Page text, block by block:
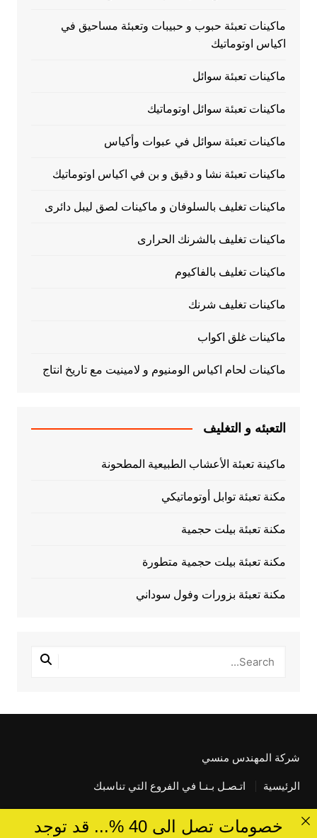
ماكينات تعبئة حبوب و حبيبات وتعبئة مساحيق في
اكياس اوتوماتيك
ماكينات تعبئة سوائل
ماكينات تعبئة سوائل اوتوماتيك
ماكينات تعبئة سوائل في عبوات وأكياس
ماكينات تعبئة نشا و دقيق و بن في اكياس اوتوماتيك
ماكينات تغليف بالسلوفان و ماكينات لصق ليبل دائرى
ماكينات تغليف بالشرنك الحرارى
ماكينات تغليف بالفاكيوم
ماكينات تغليف شرنك
ماكينات غلق اكواب
ماكينات لحام اكياس الومنيوم و لامينيت مع تاريخ انتاج
التعبئه و التغليف
ماكينة تعبئة الأعشاب الطبيعية المطحونة
مكنة تعبئة توابل أوتوماتيكي
مكنة تعبئة بيلت حجمية
مكنة تعبئة بيلت حجمية متطورة
مكنة تعبئة بزورات وفول سوداني
شركة المهندس منسي
الرئيسية اتـصـل بـنـا في الفروع التي تناسبك
خصومات تصل الى 40 %... قد توجد